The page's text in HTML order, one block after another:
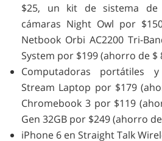
$25, un kit de sistema
cámaras Night Owl por
Netbook Orbi AC2200 Tri-
System por $199 (ahorro de $
Computadoras portátiles
Stream Laptop por $179
Chromebook 3 por $119
Gen 32GB por $249 (ahorro
iPhone 6 en Straight Talk